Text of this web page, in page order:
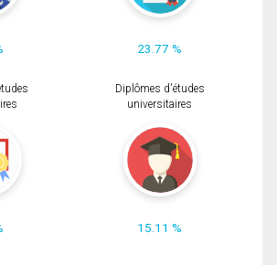
23.77 %
Diplômes d'études
universitaires
15.11 %